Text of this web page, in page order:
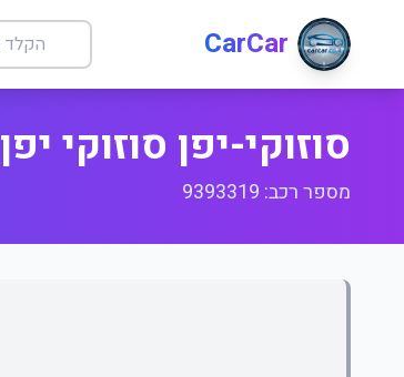
CarCar
סוזוקי-יפן סוזוקי יפן
מספר רכב: 9393319